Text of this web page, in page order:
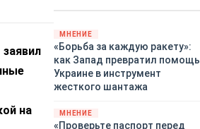
на
МНЕНИЕ
«Борьба за каждую ракету»:
как Запад превратил помощь
Украине в инструмент
жесткого шантажа
МНЕНИЕ
«Проверьте паспорт перед